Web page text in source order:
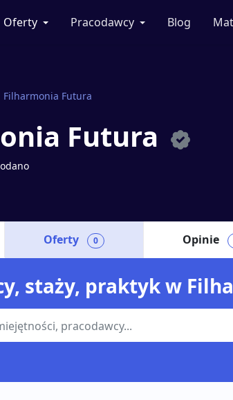
Oferty Pracodawcy Blog
Filharmonia Futura
Futura
Oferty 0 Opinie
staży, praktyk w